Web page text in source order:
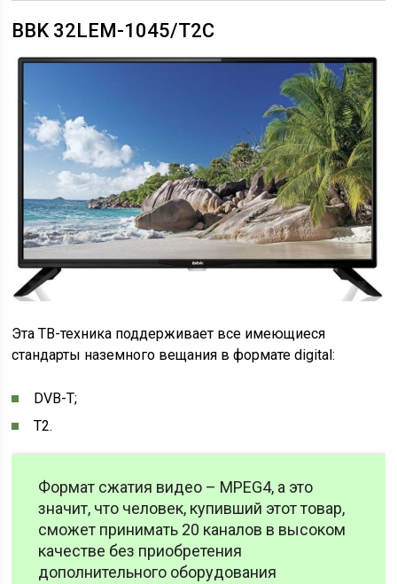
BBK 32LEM-1045/T2C
Эта ТВ-техника поддерживает все имеющиеся
стандарты наземного вещания в формате digital:
DVB-T;
T2.
Формат сжатия видео – MPEG4, а это
значит, что человек, купивший этот товар,
сможет принимать 20 каналов в высоком
качестве без приобретения
дополнительного оборудования